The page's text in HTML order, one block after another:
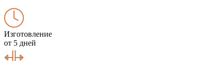
Изготовление
от 5 дней